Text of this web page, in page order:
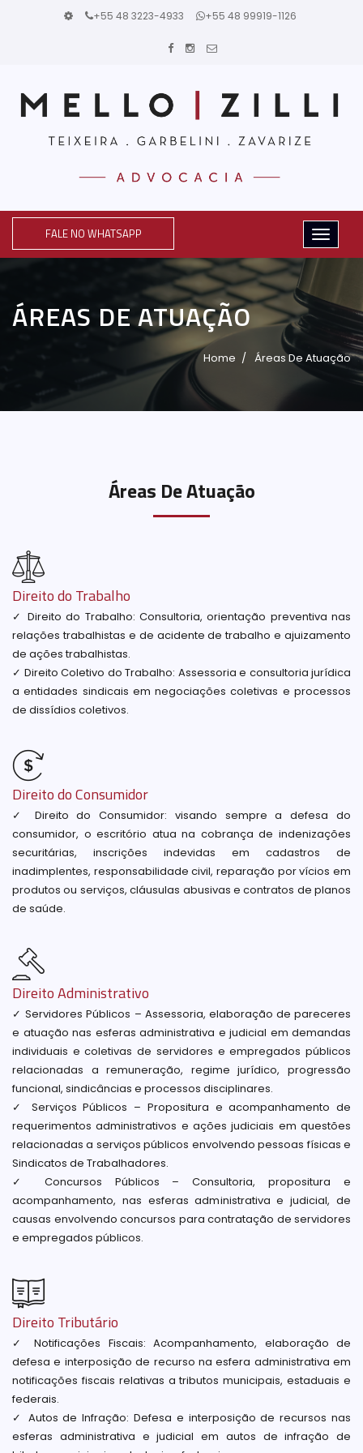
+55 48 3223-4933 +55 48 99919-1126
FALE NO WHATSAPP
ÁREAS DE ATUAÇÃO
Home Áreas De Atuação
Áreas De Atuação
Direito do Trabalho
✓ Direito do Trabalho: Consultoria, orientação preventiva nas
relações trabalhistas e de acidente de trabalho e ajuizamento
de ações trabalhistas.
✓ Direito Coletivo do Trabalho: Assessoria e consultoria jurídica
a entidades sindicais em negociações coletivas e processos
de dissídios coletivos.
Direito do Consumidor
✓ Direito do Consumidor: visando sempre a defesa do
consumidor, o escritório atua na cobrança de indenizações
securitárias, inscrições indevidas em cadastros de
inadimplentes, responsabilidade civil, reparação por vícios em
produtos ou serviços, cláusulas abusivas e contratos de planos
de saúde.
Direito Administrativo
✓ Servidores Públicos – Assessoria, elaboração de pareceres
e atuação nas esferas administrativa e judicial em demandas
individuais e coletivas de servidores e empregados públicos
relacionadas a remuneração, regime jurídico, progressão
funcional, sindicâncias e processos disciplinares.
✓ Serviços Públicos – Propositura e acompanhamento de
requerimentos administrativos e ações judiciais em questões
relacionadas a serviços públicos envolvendo pessoas físicas e
Sindicatos de Trabalhadores.
✓ Concursos Públicos – Consultoria, propositura e
acompanhamento, nas esferas administrativa e judicial, de
causas envolvendo concursos para contratação de servidores
e empregados públicos.
Direito Tributário
✓ Notificações Fiscais: Acompanhamento, elaboração de
defesa e interposição de recurso na esfera administrativa em
notificações fiscais relativas a tributos municipais, estaduais e
federais.
✓ Autos de Infração: Defesa e interposição de recursos nas
esferas administrativa e judicial em autos de infração de